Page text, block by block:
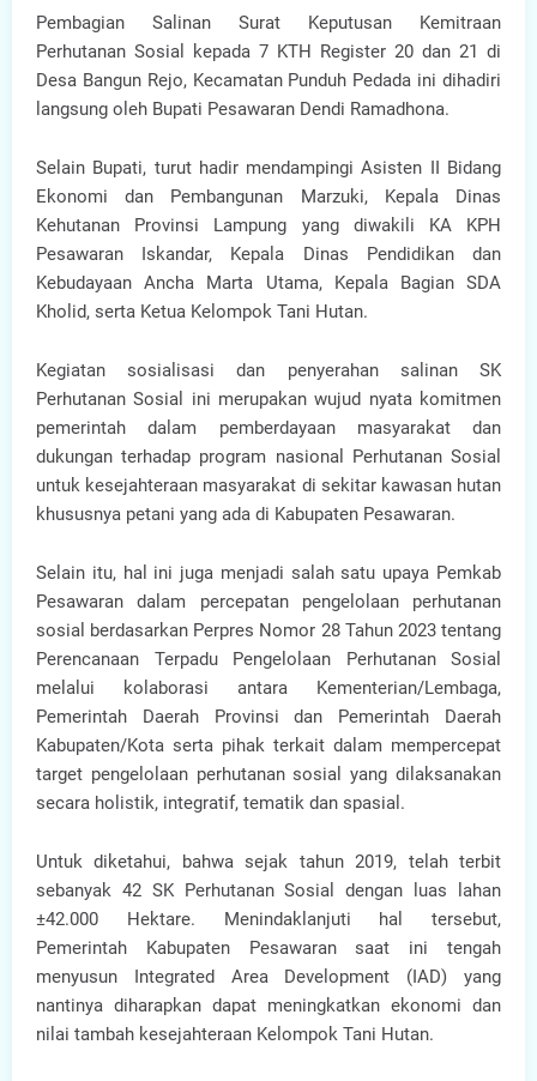
Pembagian Salinan Surat Keputusan Kemitraan
Perhutanan Sosial kepada 7 KTH Register 20 dan 21 di
Desa Bangun Rejo, Kecamatan Punduh Pedada ini dihadiri
langsung oleh Bupati Pesawaran Dendi Ramadhona.
Selain Bupati, turut hadir mendampingi Asisten II Bidang
Ekonomi dan Pembangunan Marzuki, Kepala Dinas
Kehutanan Provinsi Lampung yang diwakili KA KPH
Pesawaran Iskandar, Kepala Dinas Pendidikan dan
Kebudayaan Ancha Marta Utama, Kepala Bagian SDA
Kholid, serta Ketua Kelompok Tani Hutan.
Kegiatan sosialisasi dan penyerahan salinan SK
Perhutanan Sosial ini merupakan wujud nyata komitmen
pemerintah dalam pemberdayaan masyarakat dan
dukungan terhadap program nasional Perhutanan Sosial
untuk kesejahteraan masyarakat di sekitar kawasan hutan
khususnya petani yang ada di Kabupaten Pesawaran.
Selain itu, hal ini juga menjadi salah satu upaya Pemkab
Pesawaran dalam percepatan pengelolaan perhutanan
sosial berdasarkan Perpres Nomor 28 Tahun 2023 tentang
Perencanaan Terpadu Pengelolaan Perhutanan Sosial
melalui kolaborasi antara Kementerian/Lembaga,
Pemerintah Daerah Provinsi dan Pemerintah Daerah
Kabupaten/Kota serta pihak terkait dalam mempercepat
target pengelolaan perhutanan sosial yang dilaksanakan
secara holistik, integratif, tematik dan spasial.
Untuk diketahui, bahwa sejak tahun 2019, telah terbit
sebanyak 42 SK Perhutanan Sosial dengan luas lahan
±42.000 Hektare. Menindaklanjuti hal tersebut,
Pemerintah Kabupaten Pesawaran saat ini tengah
menyusun Integrated Area Development (IAD) yang
nantinya diharapkan dapat meningkatkan ekonomi dan
nilai tambah kesejahteraan Kelompok Tani Hutan.